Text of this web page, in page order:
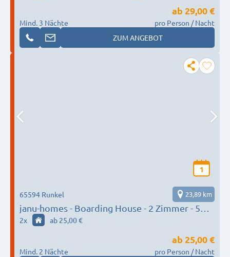
Mind. 3 Nächte
ab 29,00 €
pro Person / Nacht
ZUM ANGEBOT
1
janu-homes - Boarding House - 2 Zimmer - 5
Betten, Schlossblick vom Römer und 3 Zimmer
65594 Runkel 23,89 km
2x ab 25,00 €
Mind. 2 Nächte
ab 25,00 €
pro Person / Nacht